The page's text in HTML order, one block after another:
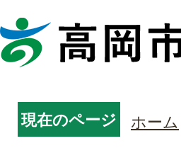
現在のページ ホーム